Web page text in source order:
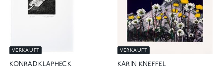
VERKAUFT
KONRAD KLAPHECK
VERKAUFT
KARIN KNEFFEL